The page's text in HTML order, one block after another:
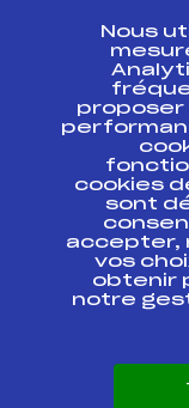
Ressources
Pass’Neige
Projet
Projet de
Antidopage
Pôle
Scientifique
Listes
Pôle vie de
Nous
proposer
cookies
sont
accepter,
vos
obtenir
notre